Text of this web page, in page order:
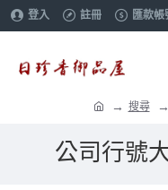
登入 註冊 匯款帳
搜尋
公司行號